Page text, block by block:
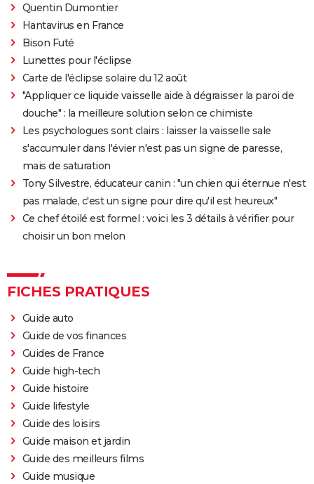
Quentin Dumontier
Hantavirus en France
Bison Futé
Lunettes pour l'éclipse
Carte de l'éclipse solaire du 12 août
"Appliquer ce liquide vaisselle aide à dégraisser la paroi de
douche" : la meilleure solution selon ce chimiste
Les psychologues sont clairs : laisser la vaisselle sale
s'accumuler dans l'évier n'est pas un signe de paresse,
mais de saturation
Tony Silvestre, éducateur canin : "un chien qui éternue n'est
pas malade, c'est un signe pour dire qu'il est heureux"
Ce chef étoilé est formel : voici les 3 détails à vérifier pour
choisir un bon melon
FICHES PRATIQUES
Guide auto
Guide de vos finances
Guides de France
Guide high-tech
Guide histoire
Guide lifestyle
Guide des loisirs
Guide maison et jardin
Guide des meilleurs films
Guide musique